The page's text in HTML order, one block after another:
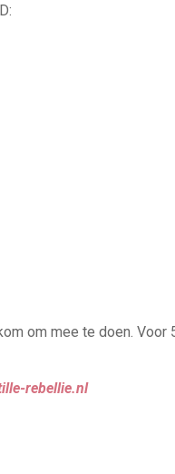
om mee te doen.
rebellie.nl